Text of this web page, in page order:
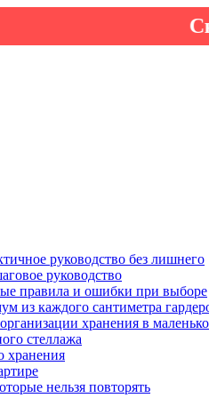
Скидка
руководство без лишнего
руководство
правила и ошибки при выборе
из каждого сантиметра
хранения в
стеллажа
хранения
нельзя повторять